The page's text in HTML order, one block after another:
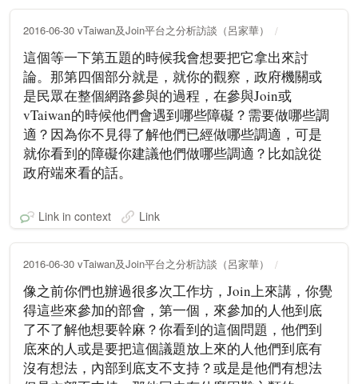
2016-06-30 vTaiwan及Join平台之分析訪談（呂家華）
這個等一下第五題的時候我會想要把它拿出來討
論。那第四個部分就是，就你的觀察，政府機關或
是民眾在整個網路參與的過程，在參與Join或
vTaiwan的時候他們會遇到哪些障礙？需要做哪些調
適？因為你不見得了解他們已經做哪些調適，可是
就你看到的障礙你建議他們做哪些調適？比如說從
政府端來看的話。
Link in context Link
2016-06-30 vTaiwan及Join平台之分析訪談（呂家華）
像之前你們也辦過很多次工作坊，Join上來講，你覺
得這些來參加的部會，第一個，來參加的人他到底
了不了解他想要幹麻？你看到的這個問題，他們到
底來的人或是要把這個議題放上來的人他們到底有
沒有想法，內部到底支不支持？或是是他們有想法